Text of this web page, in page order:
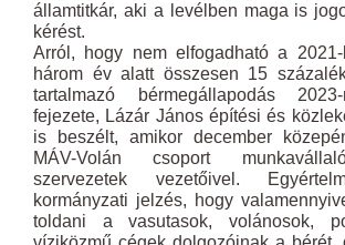
államtitkár, aki a levélben maga is
kérést.
Arról, hogy nem elfogadható a 2021-
három év alatt összesen 15
tartalmazó bérmegállapodás
fejezete, Lázár János építési és
is beszélt, amikor december
MÁV-Volán csoport
szervezetek vezetőivel.
kormányzati jelzés, hogy
toldani a vasutasok, volánosok,